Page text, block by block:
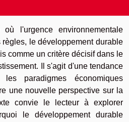
l'urgence environnementale
le développement durable
comme un critère décisif dans le
Il s'agit d'une tendance
paradigmes économiques
une nouvelle perspective sur la
convie le lecteur à explorer
le développement durable